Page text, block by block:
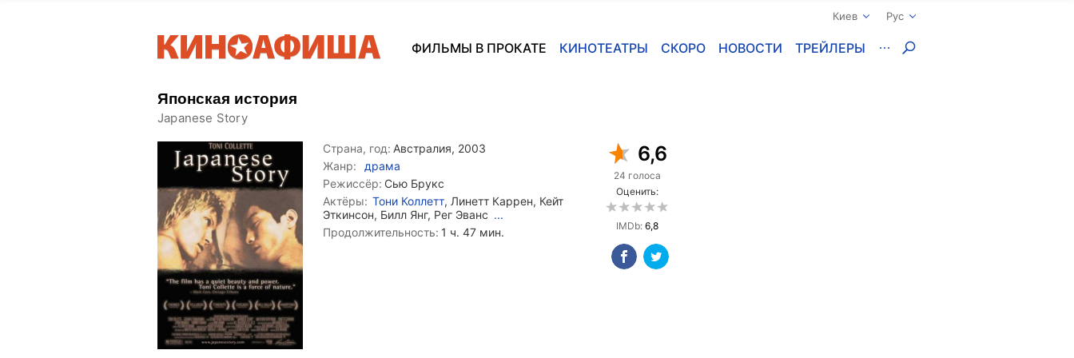
Киев Рус
ФИЛЬМЫ В ПРОКАТЕ КИНОТЕАТРЫ СКОРО НОВОСТИ ТРЕЙЛЕРЫ
Японская история
Japanese Story
Страна, год: Австралия, 2003
Жанр:
драма
Режиссёр: Сью Брукс
Актёры: Тони Коллетт, Линетт Каррен, Кейт
Эткинсон, Билл Янг, Рег Эванс ...
Продолжительность: 1 ч. 47 мин.
6,6
24 голоса
Оценить:
IMDb: 6,8